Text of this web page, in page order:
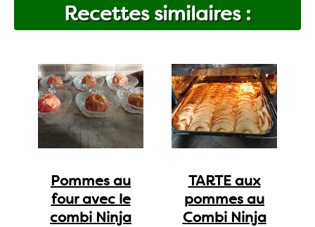
Recettes similaires :
Pommes au
four avec le
combi Ninja
TARTE aux
pommes au
Combi Ninja